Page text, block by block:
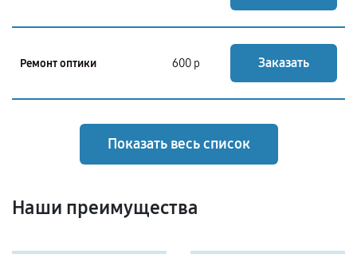
Ремонт оптики 600 р Заказать
Показать весь список
Наши преимущества